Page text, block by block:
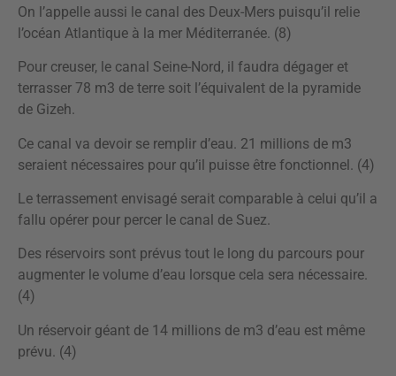
On l’appelle aussi le canal des Deux-Mers puisqu’il relie
l’océan Atlantique à la mer Méditerranée. (8)
Pour creuser, le canal Seine-Nord, il faudra dégager et
terrasser 78 m3 de terre soit l’équivalent de la pyramide
de Gizeh.
Ce canal va devoir se remplir d’eau. 21 millions de m3
seraient nécessaires pour qu’il puisse être fonctionnel. (4)
Le terrassement envisagé serait comparable à celui qu’il a
fallu opérer pour percer le canal de Suez.
Des réservoirs sont prévus tout le long du parcours pour
augmenter le volume d’eau lorsque cela sera nécessaire.
(4)
Un réservoir géant de 14 millions de m3 d’eau est même
prévu. (4)